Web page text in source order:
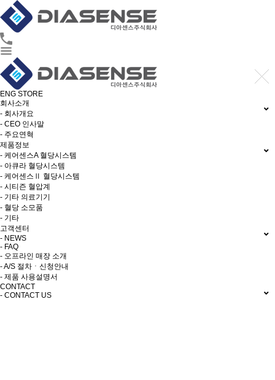
ENG STORE
회사소개
- 회사개요
- CEO 인사말
- 주요연혁
제품정보
- 케어센스A 혈당시스템
- 아큐라 혈당시스템
- 케어센스Ⅱ 혈당시스템
- 시티즌 혈압계
- 기타 의료기기
- 혈당 소모품
- 기타
고객센터
- NEWS
- FAQ
- 오프라인 매장 소개
- A/S 절차ㆍ신청안내
- 제품 사용설명서
CONTACT
- CONTACT US